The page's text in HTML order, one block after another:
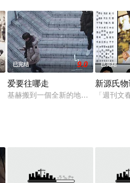
喜事，新媳妇是红旗队的巧红姑娘
已完结 9.0
爱要往哪走
基赫搬到一個全新的地方療癒情傷，
已完结
新源氏
「週刊